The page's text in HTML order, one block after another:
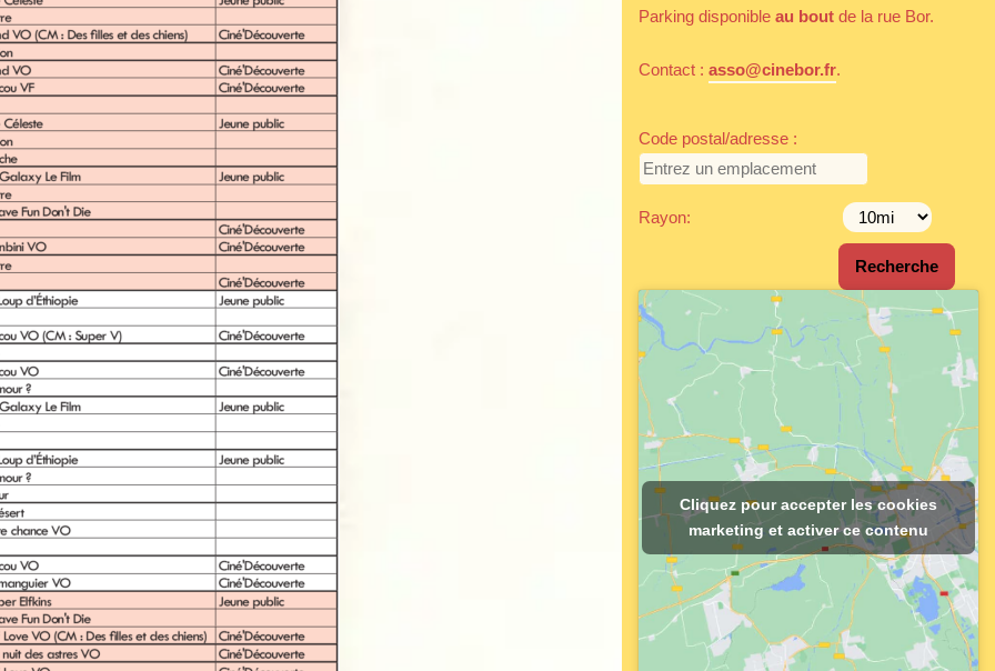
Parking disponible au bout de la rue Bor.
Contact : asso@cinebor.fr.
Code postal/adresse :
Rayon:
Cliquez pour accepter les cookies
marketing et activer ce contenu